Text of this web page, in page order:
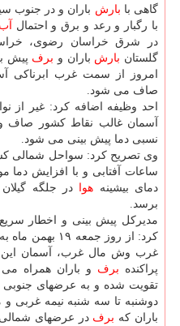
گاهی با بارش باران و در جنوب
با رگبار و رعد و برق و احتمال آب
در شرق خراسان رضوی،
گلستان بارش باران و برف پیش
امروز از سمت غرب ابرناكی
صاف می شود.
احد وظیفه اضافه كرد: غیر از
آسمان غالب نقاط كشور صاف و
نسبی دما پیش بینی می شود.
وی تصریح كرد: سواحل شمالی
ساعات آفتابی و با افزایش دما
دمای بیشینه هوا
برسد.
مدیركل پیش بینی و اخطار
كرد: از روز
غرب وش مال غرب، آسمان این
پراكنده برف و باران همراه
تقویت شده و به عرضهای
دوشنبه تا سه شنبه نیمه غربی و
باران كه برف در عرضهای شمالی